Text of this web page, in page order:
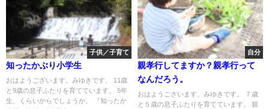
子供／子育て
知ったかぶり小学生
おはようございます。みゆきです。 11歳
と9歳の息子ふたりを育てています。 5年
生、くらいからでしょうか。 『知ったか
自分
親孝行してますか？親孝行って
なんだろう。
おはようございます。みゆきです。 ７歳
と５歳の息子ふたりを育てています。 親